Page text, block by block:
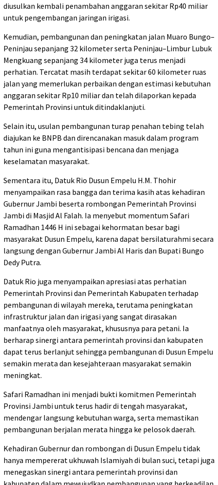
diusulkan kembali penambahan anggaran sekitar Rp40 miliar
untuk pengembangan jaringan irigasi.
Kemudian, pembangunan dan peningkatan jalan Muaro Bungo–
Peninjau sepanjang 32 kilometer serta Peninjau–Limbur Lubuk
Mengkuang sepanjang 34 kilometer juga terus menjadi
perhatian. Tercatat masih terdapat sekitar 60 kilometer ruas
jalan yang memerlukan perbaikan dengan estimasi kebutuhan
anggaran sekitar Rp10 miliar dan telah dilaporkan kepada
Pemerintah Provinsi untuk ditindaklanjuti.
Selain itu, usulan pembangunan turap penahan tebing telah
diajukan ke BNPB dan direncanakan masuk dalam program
tahun ini guna mengantisipasi bencana dan menjaga
keselamatan masyarakat.
Sementara itu, Datuk Rio Dusun Empelu H.M. Thohir
menyampaikan rasa bangga dan terima kasih atas kehadiran
Gubernur Jambi beserta rombongan Pemerintah Provinsi
Jambi di Masjid Al Falah. Ia menyebut momentum Safari
Ramadhan 1446 H ini sebagai kehormatan besar bagi
masyarakat Dusun Empelu, karena dapat bersilaturahmi secara
langsung dengan Gubernur Jambi Al Haris dan Bupati Bungo
Dedy Putra.
Datuk Rio juga menyampaikan apresiasi atas perhatian
Pemerintah Provinsi dan Pemerintah Kabupaten terhadap
pembangunan di wilayah mereka, terutama peningkatan
infrastruktur jalan dan irigasi yang sangat dirasakan
manfaatnya oleh masyarakat, khususnya para petani. Ia
berharap sinergi antara pemerintah provinsi dan kabupaten
dapat terus berlanjut sehingga pembangunan di Dusun Empelu
semakin merata dan kesejahteraan masyarakat semakin
meningkat.
Safari Ramadhan ini menjadi bukti komitmen Pemerintah
Provinsi Jambi untuk terus hadir di tengah masyarakat,
mendengar langsung kebutuhan warga, serta memastikan
pembangunan berjalan merata hingga ke pelosok daerah.
Kehadiran Gubernur dan rombongan di Dusun Empelu tidak
hanya mempererat ukhuwah Islamiyah di bulan suci, tetapi juga
menegaskan sinergi antara pemerintah provinsi dan